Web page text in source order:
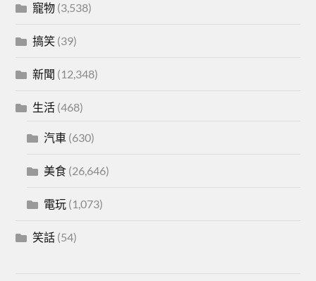
寵物 (3,538)
搞笑 (39)
新聞 (12,348)
生活 (468)
汽車 (630)
美食 (26,646)
電玩 (1,073)
笑話 (54)